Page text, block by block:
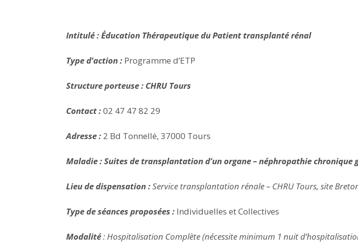
Intitulé : Éducation Thérapeutique du Patient transplanté rénal
Type d’action : Programme d’ETP
Structure porteuse : CHRU Tours
Contact :02 47 47 82 29
Adresse : 2 Bd Tonnellé, 37000 Tours
Maladie : Suites de transplantation d’un organe – néphropathie
Lieu de dispensation :Service transplantation rénale – CHRU Tours, site
Type de séances proposées : Individuelles et Collectives
Modalité: Hospitalisation Complète (nécessite minimum 1 nuit